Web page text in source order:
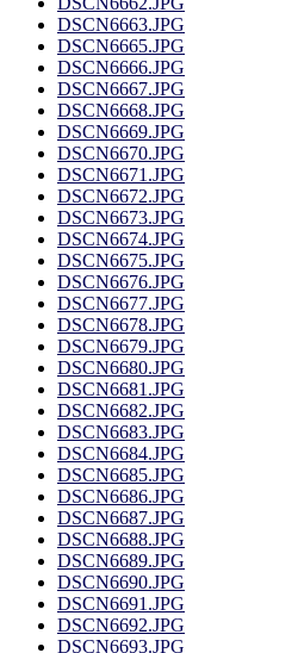
DSCN6663.JPG
DSCN6665.JPG
DSCN6666.JPG
DSCN6667.JPG
DSCN6668.JPG
DSCN6669.JPG
DSCN6670.JPG
DSCN6671.JPG
DSCN6672.JPG
DSCN6673.JPG
DSCN6674.JPG
DSCN6675.JPG
DSCN6676.JPG
DSCN6677.JPG
DSCN6678.JPG
DSCN6679.JPG
DSCN6680.JPG
DSCN6681.JPG
DSCN6682.JPG
DSCN6683.JPG
DSCN6684.JPG
DSCN6685.JPG
DSCN6686.JPG
DSCN6687.JPG
DSCN6688.JPG
DSCN6689.JPG
DSCN6690.JPG
DSCN6691.JPG
DSCN6692.JPG
DSCN6693.JPG